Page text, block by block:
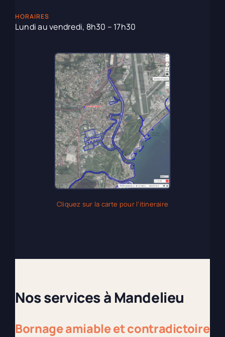
HORAIRES
Lundi au vendredi, 8h30 – 17h30
Cliquez sur la carte pour l’itineraire
Nos services à Mandelieu
Bornage amiable et contradictoire